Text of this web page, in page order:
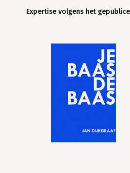
Expertise volgens het